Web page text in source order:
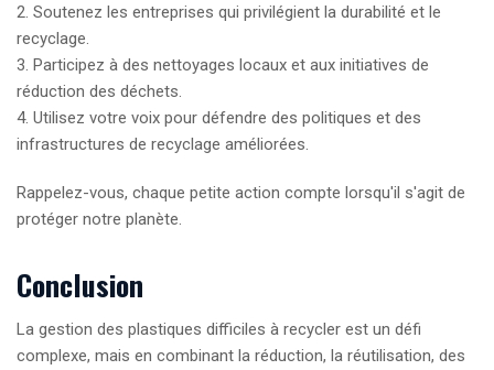
2. Soutenez les entreprises qui privilégient la durabilité et le
recyclage.
3. Participez à des nettoyages locaux et aux initiatives de
réduction des déchets.
4. Utilisez votre voix pour défendre des politiques et des
infrastructures de recyclage améliorées.
Rappelez-vous, chaque petite action compte lorsqu'il s'agit de
protéger notre planète.
Conclusion
La gestion des plastiques difficiles à recycler est un défi
complexe, mais en combinant la réduction, la réutilisation, des